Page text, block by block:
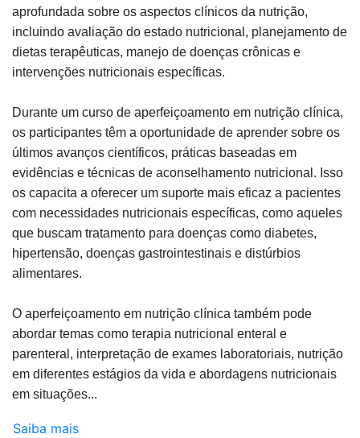
aprofundada sobre os aspectos clínicos da nutrição,
incluindo avaliação do estado nutricional, planejamento de
dietas terapêuticas, manejo de doenças crônicas e
intervenções nutricionais específicas.
Durante um curso de aperfeiçoamento em nutrição clínica,
os participantes têm a oportunidade de aprender sobre os
últimos avanços científicos, práticas baseadas em
evidências e técnicas de aconselhamento nutricional. Isso
os capacita a oferecer um suporte mais eficaz a pacientes
com necessidades nutricionais específicas, como aqueles
que buscam tratamento para doenças como diabetes,
hipertensão, doenças gastrointestinais e distúrbios
alimentares.
O aperfeiçoamento em nutrição clínica também pode
abordar temas como terapia nutricional enteral e
parenteral, interpretação de exames laboratoriais, nutrição
em diferentes estágios da vida e abordagens nutricionais
em situações...
Saiba mais